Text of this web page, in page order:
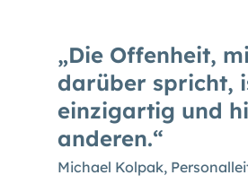
Die Offenheit,
darüber spricht,
einzigartig und
anderen.
Michael Kolpak,